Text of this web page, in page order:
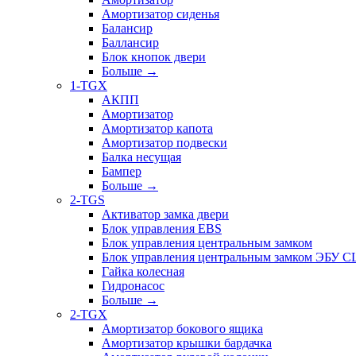
Амортизатор сиденья
Балансир
Баллансир
Блок кнопок двери
Больше →
1-TGX
АКПП
Амортизатор
Амортизатор капота
Амортизатор подвески
Балка несущая
Бампер
Больше →
2-TGS
Активатор замка двери
Блок управления EBS
Блок управления центральным замком
Блок управления центральным замком ЭБУ
Гайка колесная
Гидронасос
Больше →
2-TGX
Амортизатор бокового ящика
Амортизатор крышки бардачка